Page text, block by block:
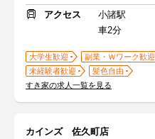
アクセス
小諸駅
車2分
大学生歓迎 副業・Ｗワーク歓迎
未経験者歓迎
髪色自由
すき家の求人一覧を見る
カインズ 佐久町店